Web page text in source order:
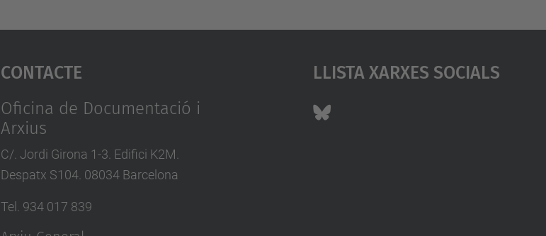
Contacte
Oficina de Documentació i
Arxius
C/. Jordi Girona 1-3. Edifici K2M.
Despatx S104. 08034 Barcelona
Tel. 934 017 839
Llista Xarxes Socials